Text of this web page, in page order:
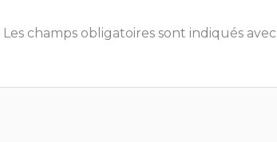
Les champs obligatoires sont indiqués avec